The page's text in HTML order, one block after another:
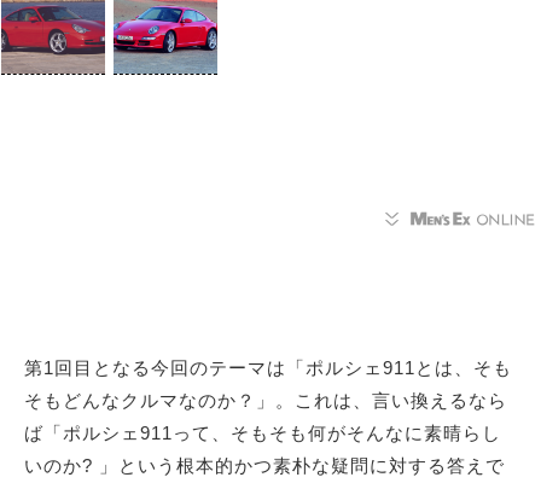
第1回目となる今回のテーマは「ポルシェ911とは、そも
そもどんなクルマなのか？」。これは、言い換えるなら
ば「ポルシェ911って、そもそも何がそんなに素晴らし
いのか? 」という根本的かつ素朴な疑問に対する答えで